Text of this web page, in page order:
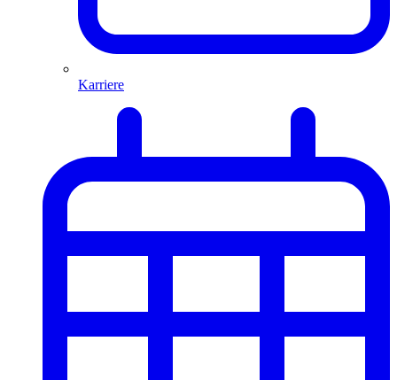
Karriere